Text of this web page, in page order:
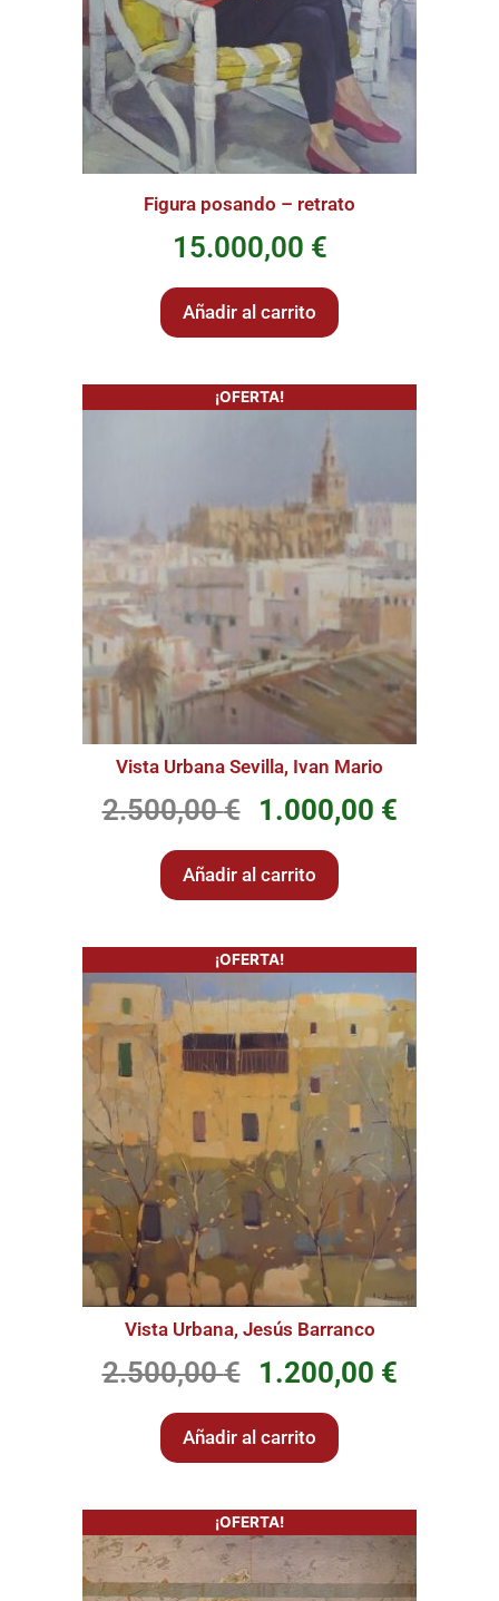
Figura posando – retrato
15.000,00 €
Añadir al carrito
¡OFERTA!
Vista Urbana Sevilla, Ivan Mario
2.500,00€ 1.000,00 €
Añadir al carrito
¡OFERTA!
Vista Urbana, Jesús Barranco
2.500,00€ 1.200,00 €
Añadir al carrito
¡OFERTA!